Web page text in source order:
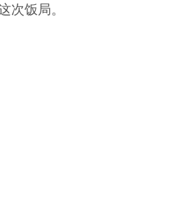
次饭局。